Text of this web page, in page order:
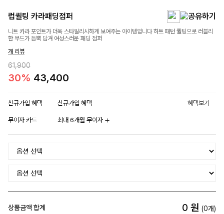
럽퀼팅 카라패딩점퍼
니트 카라 포인트가 더욱 스타일리시하게 보여주는 아이템입니다 하트 패턴 퀼팅으로 러블리
한 무드가 듬뿍 담겨 여성스러운 패딩 점퍼
개 리뷰
61,900
30% 43,400
신규가입 혜택 신규가입 혜택 혜택보기
무이자 카드 최대 6개월 무이자
상품금액 합계 0 원 (0개)